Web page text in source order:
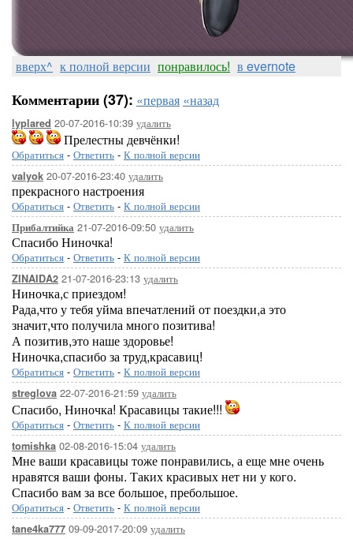
вверх^ к полной версии понравилось! в evernote
Комментарии (37): «первая «назад
lyplared 20-07-2016-10:39 удалить
Прелестны девчёнки!
Обратиться - Ответить - К полной версии
valyok 20-07-2016-23:40 удалить
прекрасного настроения
Обратиться - Ответить - К полной версии
Прибалтийка 21-07-2016-09:50 удалить
Спасибо Ниночка!
Обратиться - Ответить - К полной версии
ZINAIDA2 21-07-2016-23:13 удалить
Ниночка,с приездом!
Рада,что у тебя уйма впечатлений от поездки,а это
значит,что получила много позитива!
А позитив,это наше здоровье!
Ниночка,спасибо за труд,красавиц!
Обратиться - Ответить - К полной версии
streglova 22-07-2016-21:59 удалить
Спасибо, Ниночка! Красавицы такие!!!
Обратиться - Ответить - К полной версии
tomishka 02-08-2016-15:04 удалить
Мне ваши красавицы тоже понравились, а еще мне очень
нравятся ваши фоны. Таких красивых нет ни у кого.
Спасибо вам за все большое, пребольшое.
Обратиться - Ответить - К полной версии
tane4ka777 09-09-2017-20:09 удалить